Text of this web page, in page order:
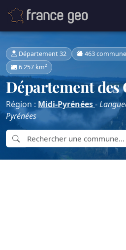
Département 32 463
6 257 km²
Département des
Région : Midi-Pyrénées-
Pyrénées